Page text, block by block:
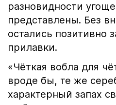
разновидности
представлены. Без
остались позитивно
прилавки.
«Чёткая вобла для
вроде бы, те же
характерный запах